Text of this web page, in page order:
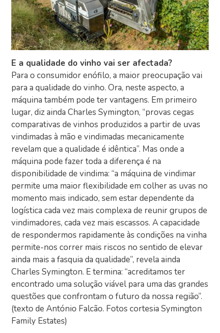
E a qualidade do vinho vai ser afectada?
Para o consumidor enófilo, a maior preocupação vai
para a qualidade do vinho. Ora, neste aspecto, a
máquina também pode ter vantagens. Em primeiro
lugar, diz ainda Charles Symington, “provas cegas
comparativas de vinhos produzidos a partir de uvas
vindimadas à mão e vindimadas mecanicamente
revelam que a qualidade é idêntica”. Mas onde a
máquina pode fazer toda a diferença é na
disponibilidade de vindima: “a máquina de vindimar
permite uma maior flexibilidade em colher as uvas no
momento mais indicado, sem estar dependente da
logística cada vez mais complexa de reunir grupos de
vindimadores, cada vez mais escassos. A capacidade
de respondermos rapidamente às condições na vinha
permite-nos correr mais riscos no sentido de elevar
ainda mais a fasquia da qualidade”, revela ainda
Charles Symington. E termina: “acreditamos ter
encontrado uma solução viável para uma das grandes
questões que confrontam o futuro da nossa região”.
(texto de António Falcão. Fotos cortesia Symington
Family Estates)